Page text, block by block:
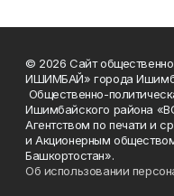
© 2026 Сайт
ИШИМБАЙ» города
Общественно-
Ишимбайского района
Агентством по печати и
и Акционерным
Башкортостан».
Об использовании